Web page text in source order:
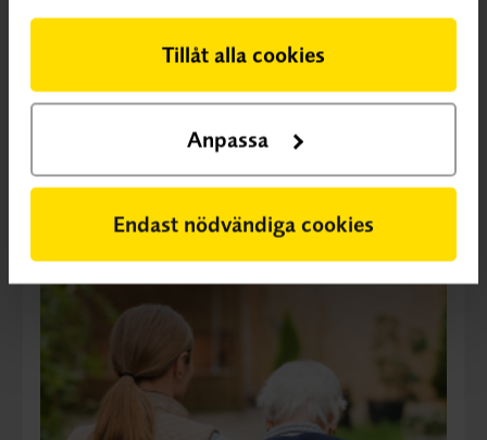
Tillåt alla cookies
Anpassa
Endast nödvändiga cookies
Kvinnors hälsa